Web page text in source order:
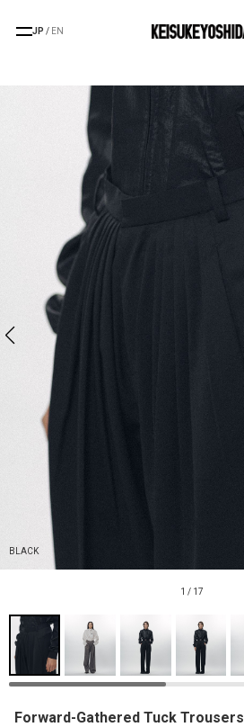
JP / EN
Forward-Gathered Tuck Trousers
BLACK
1 / 17